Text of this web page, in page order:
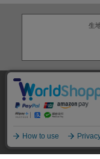
生
株式会社
特定商取引法に基づく